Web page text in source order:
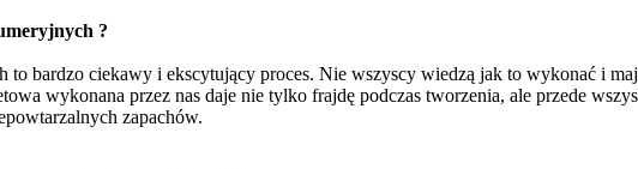
?
to bardzo ciekawy i ekscytujący proces. Nie wszyscy wiedzą jak to wykonać i
wykonana przez nas daje nie tylko frajdę podczas tworzenia, ale przede
zapachów.